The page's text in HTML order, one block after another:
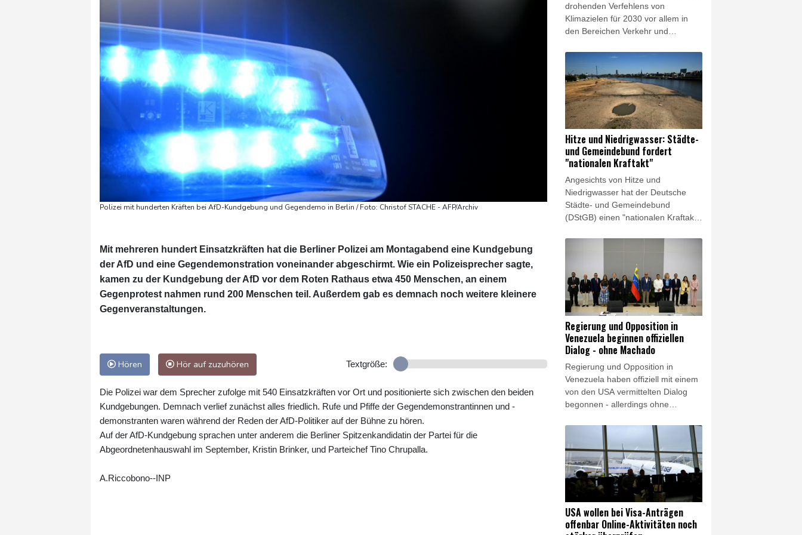
Polizei mit hunderten Kräften bei AfD-Kundgebung und Gegendemo in Berlin / Foto: Christof STACHE - AFP/Archiv
Mit mehreren hundert Einsatzkräften hat die Berliner Polizei am Montagabend eine Kundgebung
der AfD und eine Gegendemonstration voneinander abgeschirmt. Wie ein Polizeisprecher sagte,
kamen zu der Kundgebung der AfD vor dem Roten Rathaus etwa 450 Menschen, an einem
Gegenprotest nahmen rund 200 Menschen teil. Außerdem gab es demnach noch weitere kleinere
Gegenveranstaltungen.
Hören Hör auf zuzuhören Textgröße:
Die Polizei war dem Sprecher zufolge mit 540 Einsatzkräften vor Ort und positionierte sich zwischen den beiden
Kundgebungen. Demnach verlief zunächst alles friedlich. Rufe und Pfiffe der Gegendemonstrantinnen und -
demonstranten waren während der Reden der AfD-Politiker auf der Bühne zu hören.
Auf der AfD-Kundgebung sprachen unter anderem die Berliner Spitzenkandidatin der Partei für die
Abgeordnetenhauswahl im September, Kristin Brinker, und Parteichef Tino Chrupalla.
A.Riccobono--INP
drohenden Verfehlens von
Klimazielen für 2030 vor allem in
den Bereichen Verkehr und
von ihr vorgesehenen
Klimaschutzmaßnahmen
nachzuschärfen. Das geht aus einer
Antwort auf eine Anfrage der
Grünen hervor, die der
Nachrichtenagentur AFP am Freitag
vorlag. Die Grünen kritisierten das
scharf und warfen der Regierung
vor, zentrale klimapolitische
Instrumente sogar abzuschwächen.
Hitze und Niedrigwasser: Städte-
und Gemeindebund fordert
"nationalen Kraftakt"
Angesichts von Hitze und
Niedrigwasser hat der Deutsche
Städte- und Gemeindebund
(DStGB) einen "nationalen Kraftakt
Klimaanpassung" in den Kommunen
aller Landkreise und kreisfreien
Städte in Deutschland von akutem
oder strukturellem
Grundwasserstress betroffen",
sagte Präsident Ralph Spiegler der
"Rheinischen Post"
(Freitagsausgabe). Deutschland
müsse Wasser daher "künftig als
strategische Ressource begreifen".
Regierung und Opposition in
Venezuela beginnen offiziellen
Dialog - ohne Machado
Regierung und Opposition in
Venezuela haben offiziell mit einem
von den USA vermittelten Dialog
begonnen - allerdings ohne
Corina Machado. Bei den
Gesprächen solle es um die
Stärkung der Demokratie und die
Garantie politischer Rechte gehen,
hieß es am Donnerstag beim
Zusammentreffen beider Seiten.
Zudem solle gemeinsam über das
weitere Vorgehen nach dem
schweren Doppel-Erdbeben gehen,
USA wollen bei Visa-Anträgen
offenbar Online-Aktivitäten noch